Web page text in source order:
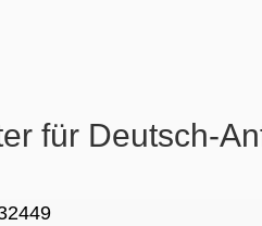
für Deutsch-